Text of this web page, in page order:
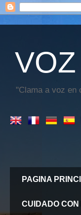
"Clama a voz en
PAGINA
CUIDADO